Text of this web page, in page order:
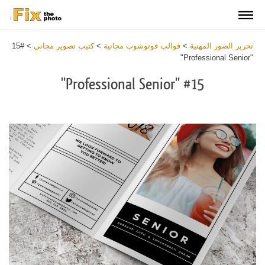
تحرير الصور المهنية > قوالب فوتوشوب مجانية >كتيب تصوير مجاني >
#15
"Professional Senior"
#15 "Professional Senior"
Warning:
Undefined
variable
$v
in
fixthephoto.com/live/includes/functions/newpl_windowsClass.php
on
line
548
Warning:
Trying